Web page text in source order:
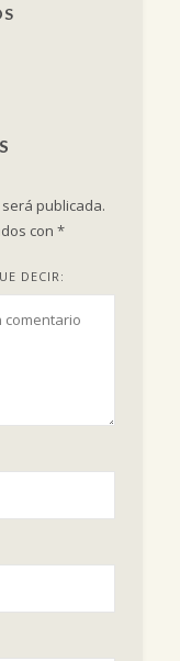
publicada.
con *
DECIR: